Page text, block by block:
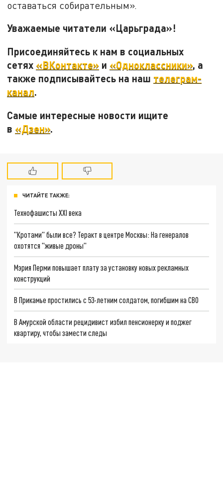
оставаться собирательным».
Уважаемые читатели «Царьграда»!
Присоединяйтесь к нам в социальных
сетях «ВКонтакте» и «Одноклассники», а
также подписывайтесь на наш телеграм-
канал.
Самые интересные новости ищите
в «Дзен».
ЧИТАЙТЕ ТАКЖЕ:
Технофашисты XXI века
"Кротами" были все? Теракт в центре Москвы: На генералов
охотятся "живые дроны"
Мэрия Перми повышает плату за установку новых рекламных
конструкций
В Прикамье простились с 53-летним солдатом, погибшим на СВО
В Амурской области рецидивист избил пенсионерку и поджег
квартиру, чтобы замести следы